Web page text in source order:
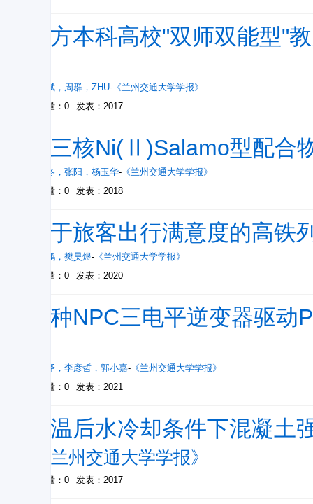
地方本科高校"双师双能型"
朱来斌 ， 周群 ， ZHU- 《兰州交通大学学报》
被引量：0
发表：2017
同三核Ni(Ⅱ)Salamo型配合
彭云冬 ， 张阳 ， 杨玉华- 《兰州交通大学学报》
被引量：0
发表：2018
基于旅客出行满意度的高铁
黄志鹏 ， 樊昊煜- 《兰州交通大学学报》
被引量：0
发表：2020
一种NPC三电平逆变器驱
刘川泽 ， 李彦哲 ， 郭小嘉- 《兰州交通大学学报》
被引量：0
发表：2021
高温后水冷却条件下混凝土
《兰州交通大学学报》
被引量：0 发表：2017